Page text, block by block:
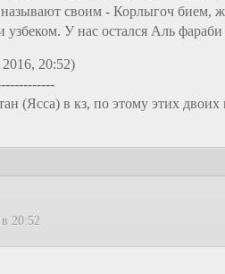
своим - Корлыгоч бием,
узбеком. У нас остался Аль
20:52)
(Ясса) в кз, по этому этих
20:52